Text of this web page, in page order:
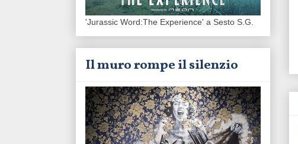
'Jurassic Word:The Experience' a Sesto S.G.
Il muro rompe il silenzio